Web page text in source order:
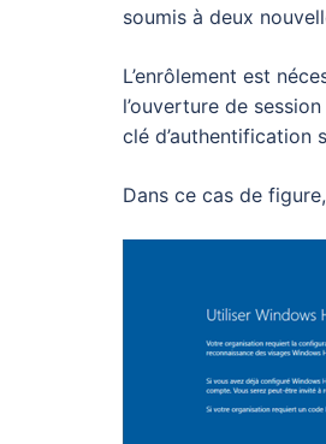
soumis à deux
L’enrôlement est
l’ouverture de
clé d’authentification
Dans ce cas de